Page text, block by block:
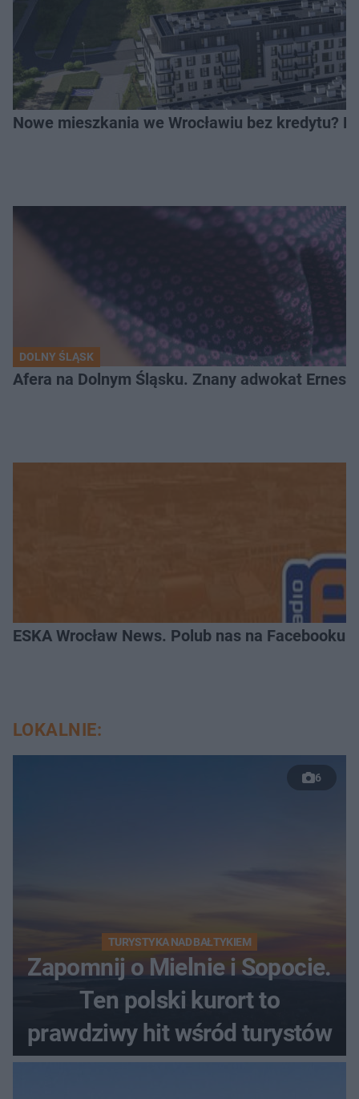
Nowe mieszkania we Wrocławiu bez kredytu?
DOLNY ŚLĄSK
Afera na Dolnym Śląsku. Znany adwokat Ernest
ESKA Wrocław News. Polub nas na Facebooku!
LOKALNIE:
6
TURYSTYKA NAD BAŁTYKIEM
Zapomnij o Mielnie i Sopocie.
Ten polski kurort to
prawdziwy hit wśród turystów